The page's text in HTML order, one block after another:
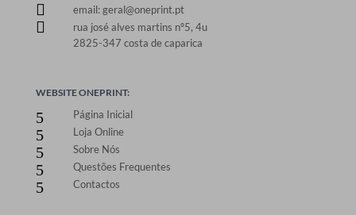
 email: geral@oneprint.pt

rua josé alves martins nº5, 4u
2825-347 costa de caparica
WEBSITE ONEPRINT:
5 Página Inicial
5 Loja Online
5 Sobre Nós
5 Questões Frequentes
5 Contactos